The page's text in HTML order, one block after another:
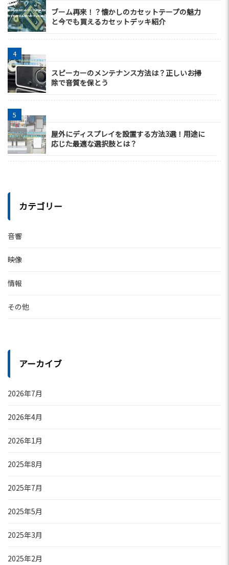
ブーム再来！？懐かしのカセットテープの魅力
と今でも買えるカセットデッキ紹介
スピーカーのメンテナンス方法は？正しいお掃
除で音質を保とう
屋外にディスプレイを設置する方法3選！用途に
応じた最適な選択肢とは？
カテゴリー
音響
映像
情報
その他
アーカイブ
2026年7月
2026年4月
2026年1月
2025年8月
2025年7月
2025年5月
2025年3月
2025年2月